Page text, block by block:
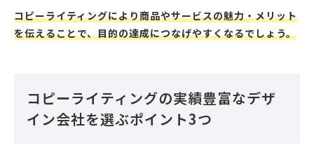
コピーライティングにより商品やサービスの魅力・メリット
を伝えることで、目的の達成につなげやすくなるでしょう。
コピーライティングの実績豊富なデザ
イン会社を選ぶポイント3つ